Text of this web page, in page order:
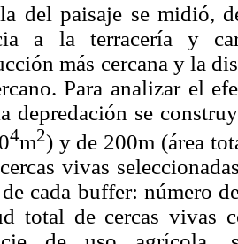
del paisaje se midió,
a la terracería y
más cercana y la
Para analizar el
depredación se
4m2) y de 200m (área
vivas
cada buffer: número
total de cercas vivas